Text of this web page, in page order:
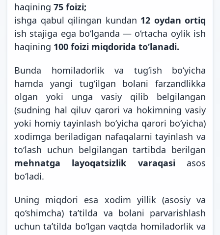
haqining 75 foizi;
ishga qabul qilingan kundan 12 oydan ortiq
ish stajiga ega bo‘lganda — o‘rtacha oylik ish
haqining 100 foizi miqdorida to‘lanadi.
Bunda homiladorlik va tug‘ish bo‘yicha
hamda yangi tug‘ilgan bolani farzandlikka
olgan yoki unga vasiy qilib belgilangan
(sudning hal qiluv qarori va hokimning vasiy
yoki homiy tayinlash bo‘yicha qarori bo‘yicha)
xodimga beriladigan nafaqalarni tayinlash va
to‘lash uchun belgilangan tartibda berilgan
mehnatga layoqatsizlik varaqasiasos
bo‘ladi.
Uning miqdori esa xodim yillik (asosiy va
qo‘shimcha) ta’tilda va bolani parvarishlash
uchun ta’tilda bo‘lgan vaqtda homiladorlik va